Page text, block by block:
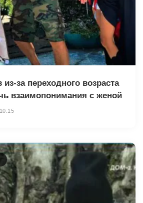
за переходного возраста
взаимопонимания с женой